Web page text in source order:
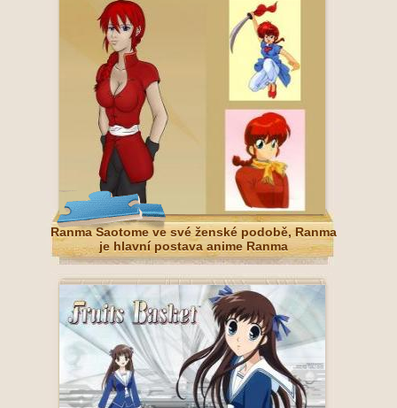
Ranma Saotome ve své ženské podobě, Ranma
je hlavní postava anime Ranma